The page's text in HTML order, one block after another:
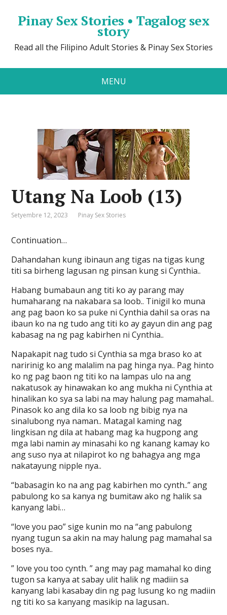
Pinay Sex Stories • Tagalog sex
story
Read all the Filipino Adult Stories & Pinay Sex Stories
MENU
Utang Na Loob (13)
Setyembre 12, 2023 Pinay Sex Stories
Continuation…
Dahandahan kung ibinaun ang tigas na tigas kung
titi sa birheng lagusan ng pinsan kung si Cynthia..
Habang bumabaun ang titi ko ay parang may
humaharang na nakabara sa loob.. Tinigil ko muna
ang pag baon ko sa puke ni Cynthia dahil sa oras na
ibaun ko na ng tudo ang titi ko ay gayun din ang pag
kabasag na ng pag kabirhen ni Cynthia..
Napakapit nag tudo si Cynthia sa mga braso ko at
naririnig ko ang malalim na pag hinga nya.. Pag hinto
ko ng pag baon ng titi ko na lampas ulo na ang
nakatusok ay hinawakan ko ang mukha ni Cynthia at
hinalikan ko sya sa labi na may halung pag mamahal..
Pinasok ko ang dila ko sa loob ng bibig nya na
sinalubong nya naman.. Matagal kaming nag
lingkisan ng dila at habang mag ka hugpong ang
mga labi namin ay minasahi ko ng kanang kamay ko
ang suso nya at nilapirot ko ng bahagya ang mga
nakatayung nipple nya..
“babasagin ko na ang pag kabirhen mo cynth..” ang
pabulong ko sa kanya ng bumitaw ako ng halik sa
kanyang labi…
“love you pao” sige kunin mo na “ang pabulong
nyang tugun sa akin na may halung pag mamahal sa
boses nya..
” love you too cynth. ” ang may pag mamahal ko ding
tugon sa kanya at sabay ulit halik ng madiin sa
kanyang labi kasabay din ng pag lusung ko ng madiin
ng titi ko sa kanyang masikip na lagusan..